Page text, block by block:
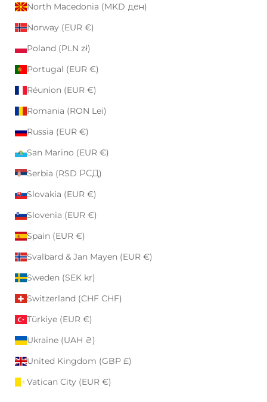
North Macedonia (MKD ден)
Norway (EUR €)
Poland (PLN zł)
Portugal (EUR €)
Réunion (EUR €)
Romania (RON Lei)
Russia (EUR €)
San Marino (EUR €)
Serbia (RSD РСД)
Slovakia (EUR €)
Slovenia (EUR €)
Spain (EUR €)
Svalbard & Jan Mayen (EUR €)
Sweden (SEK kr)
Switzerland (CHF CHF)
Türkiye (EUR €)
Ukraine (UAH ₴)
United Kingdom (GBP £)
Vatican City (EUR €)